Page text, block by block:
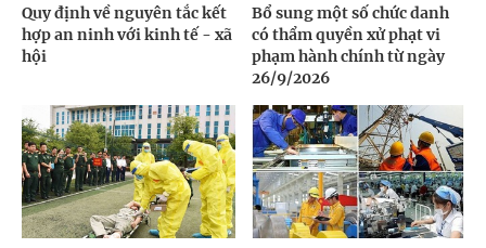
Quy định về nguyên tắc kết
hợp an ninh với kinh tế - xã
hội
Bổ sung một số chức danh
có thẩm quyền xử phạt vi
phạm hành chính từ ngày
26/9/2026